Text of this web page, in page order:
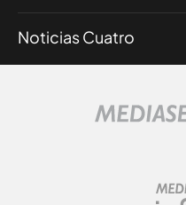
Noticias Cuatro